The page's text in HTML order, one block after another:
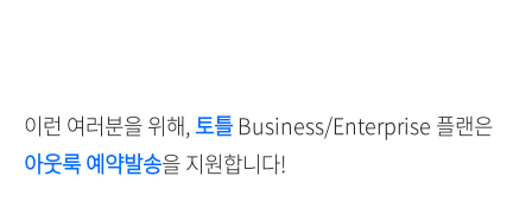
이런 여러분을 위해,토틀Business/Enterprise 플랜은
아웃룩 예약발송을 지원합니다!